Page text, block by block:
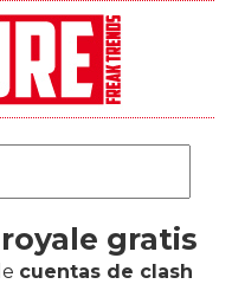
gratis
cuentas de clash